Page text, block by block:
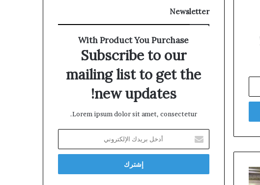
Newsletter
With Product You Purchase
Subscribe to our
mailing list to get the
new updates!
Lorem ipsum dolor sit amet, consectetur.
بريدك
الإلكتروني